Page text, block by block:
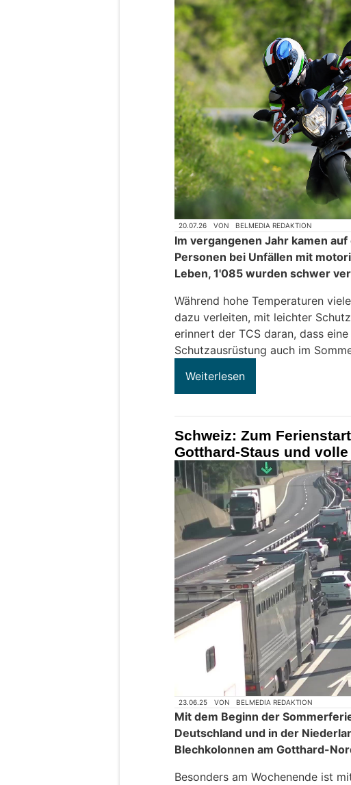
20.07.26 VON BELMEDIA REDAKTION
Im vergangenen Jahr kamen
Personen bei Unfällen mit
Leben, 1'085 wurden schwer
Während hohe Temperaturen
dazu verleiten, mit leichter
erinnert der TCS daran, dass
Schutzausrüstung auch im
Weiterlesen
Schweiz: Zum
Gotthard-Staus und
23.06.25 VON BELMEDIA REDAKTION
Mit dem Beginn der
Deutschland und in der
Blechkolonnen am Gotthard-
Besonders am Wochenende ist